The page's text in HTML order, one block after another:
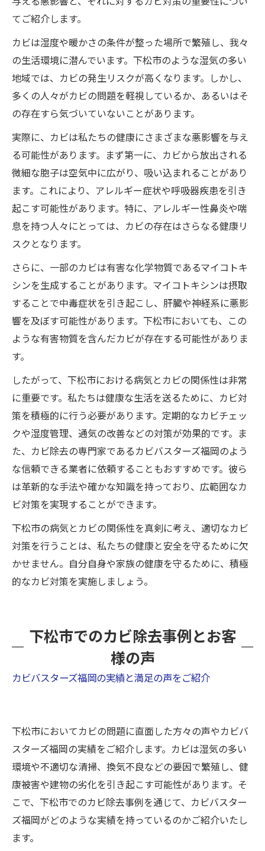
てご紹介します。
カビは湿度や暖かさの条件が整った場所で繁殖し、我々
の生活環境に潜んでいます。下松市のような湿気の多い
地域では、カビの発生リスクが高くなります。しかし、
多くの人々がカビの問題を軽視しているか、あるいはそ
の存在すら気づいていないことがあります。
実際に、カビは私たちの健康にさまざまな悪影響を与え
る可能性があります。まず第一に、カビから放出される
微細な胞子は空気中に広がり、吸い込まれることがあり
ます。これにより、アレルギー症状や呼吸器疾患を引き
起こす可能性があります。特に、アレルギー性鼻炎や喘
息を持つ人々にとっては、カビの存在はさらなる健康リ
スクとなります。
さらに、一部のカビは有害な化学物質であるマイコトキ
シンを生成することがあります。マイコトキシンは摂取
することで中毒症状を引き起こし、肝臓や神経系に悪影
響を及ぼす可能性があります。下松市においても、この
ような有害物質を含んだカビが存在する可能性がありま
す。
したがって、下松市における病気とカビの関係性は非常
に重要です。私たちは健康な生活を送るために、カビ対
策を積極的に行う必要があります。定期的なカビチェッ
クや湿度管理、通気の改善などの対策が効果的です。ま
た、カビ除去の専門家であるカビバスターズ福岡のよう
な信頼できる業者に依頼することもおすすめです。彼ら
は革新的な手法や確かな知識を持っており、広範囲なカ
ビ対策を実現することができます。
下松市の病気とカビの関係性を真剣に考え、適切なカビ
対策を行うことは、私たちの健康と安全を守るために欠
かせません。自分自身や家族の健康を守るために、積極
的なカビ対策を実施しましょう。
下松市でのカビ除去事例とお客
様の声
カビバスターズ福岡の実績と満足の声をご紹介
下松市においてカビの問題に直面した方々の声やカビバ
スターズ福岡の実績をご紹介します。カビは湿気の多い
環境や不適切な清掃、換気不良などの要因で繁殖し、健
康被害や建物の劣化を引き起こす可能性があります。そ
こで、下松市でのカビ除去事例を通じて、カビバスター
ズ福岡がどのような実績を持っているのかご紹介いたし
ます。